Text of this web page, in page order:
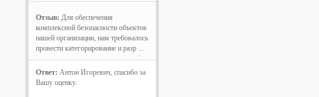
Отзыв: Для обеспечения
комплексной безопасности объектов
нашей организации, нам требовалось
провести категорирование и разр ...
Ответ: Антон Игоревич, спасибо за
Вашу оценку.